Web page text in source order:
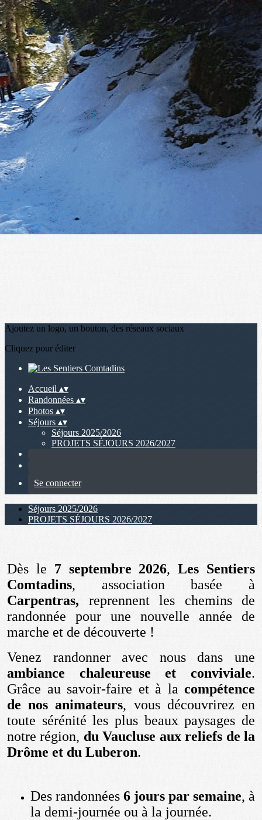
Exporter les lignes sélectionnées
Exporter toutes les colonnes
Exporter uniquement les colonnes affichées
Menu
?>
Images de la page d'accueil
Cliquez pour éditer
Ajoutez un logo, un bouton, des réseaux sociaux
Cliquez pour éditer
Accueil ▴▾
Randonnées ▴▾
Photos ▴▾
Séjours ▴▾
Séjours 2025/2026
PROJETS SÉJOURS 2026/2027
Se connecter
Séjours 2025/2026
PROJETS SÉJOURS 2026/2027
Dès le 7 septembre 2026,Les Sentiers
Comtadins, association basée à
Carpentras, reprennent les chemins de
randonnée pour une nouvelle année de
marche et de découverte !
Venez randonner avec nous dans une
ambiance chaleureuse et conviviale.
Grâce au savoir-faire et à la compétence
de nos animateurs, vous découvrirez en
toute sérénité les plus beaux paysages de
notre région, du Vaucluse aux reliefs de la
Drôme et du Luberon.
Des randonnées 6 jours par semaine, à
la demi-journée ou à la journée.